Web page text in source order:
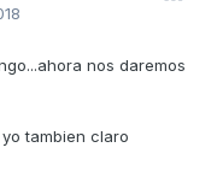
nos daremos
tambien claro